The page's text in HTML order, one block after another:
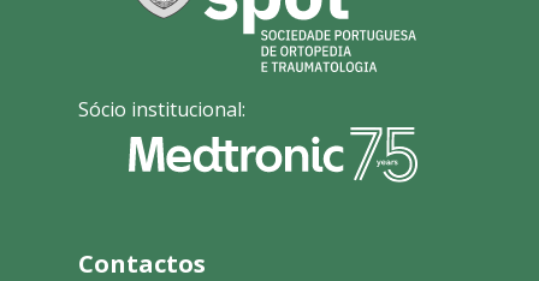
Sócio institucional:
Contactos